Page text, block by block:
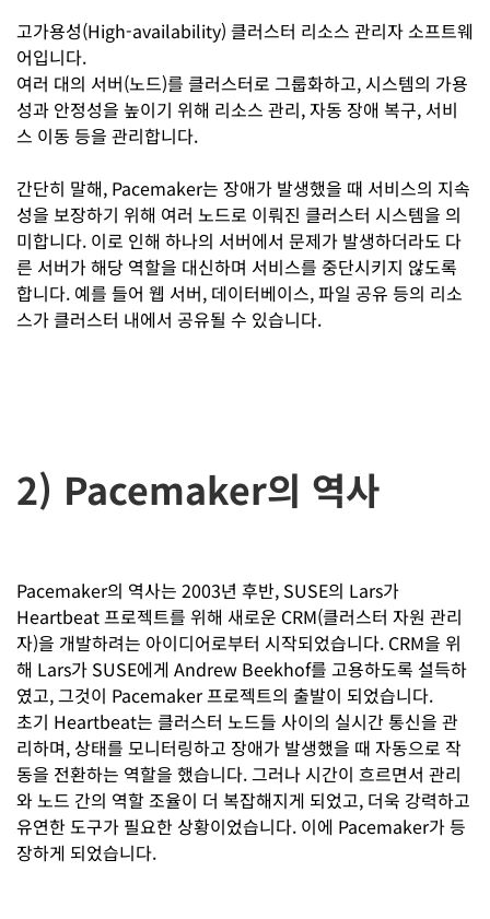
고가용성(High-availability) 클러스터 리소스 관리자 소프트웨
어입니다.
여러 대의 서버(노드)를 클러스터로 그룹화하고, 시스템의 가용
성과 안정성을 높이기 위해 리소스 관리, 자동 장애 복구, 서비
스 이동 등을 관리합니다.
간단히 말해, Pacemaker는 장애가 발생했을 때 서비스의 지속
성을 보장하기 위해 여러 노드로 이뤄진 클러스터 시스템을 의
미합니다. 이로 인해 하나의 서버에서 문제가 발생하더라도 다
른 서버가 해당 역할을 대신하며 서비스를 중단시키지 않도록
합니다. 예를 들어 웹 서버, 데이터베이스, 파일 공유 등의 리소
스가 클러스터 내에서 공유될 수 있습니다.
2) Pacemaker의 역사
Pacemaker의 역사는 2003년 후반, SUSE의 Lars가
Heartbeat 프로젝트를 위해 새로운 CRM(클러스터 자원 관리
자)을 개발하려는 아이디어로부터 시작되었습니다. CRM을 위
해 Lars가 SUSE에게 Andrew Beekhof를 고용하도록 설득하
였고, 그것이 Pacemaker 프로젝트의 출발이 되었습니다.
초기 Heartbeat는 클러스터 노드들 사이의 실시간 통신을 관
리하며, 상태를 모니터링하고 장애가 발생했을 때 자동으로 작
동을 전환하는 역할을 했습니다. 그러나 시간이 흐르면서 관리
와 노드 간의 역할 조율이 더 복잡해지게 되었고, 더욱 강력하고
유연한 도구가 필요한 상황이었습니다. 이에 Pacemaker가 등
장하게 되었습니다.